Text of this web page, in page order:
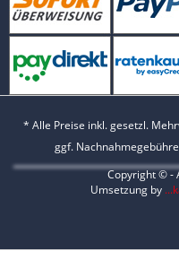
* Alle Preise inkl. gesetzl.
ggf.
Copyright © -
Umsetzung by